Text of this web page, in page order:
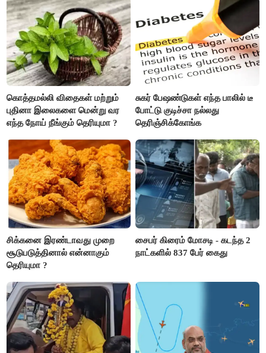
கொத்தமல்லி விதைகள் மற்றும்
புதினா இலைகளை மென்று வர
எந்த நோய் நீங்கும் தெரியுமா ?
சுகர் பேஷண்டுகள் எந்த பாலில் டீ
போட்டு குடிச்சா நல்லது
தெரிஞ்சிக்கோங்க
சிக்கனை இரண்டாவது முறை
சூடுபடுத்தினால் என்னாகும்
தெரியுமா ?
சைபர் கிரைம் மோசடி - கடந்த 2
நாட்களில் 837 பேர் கைது